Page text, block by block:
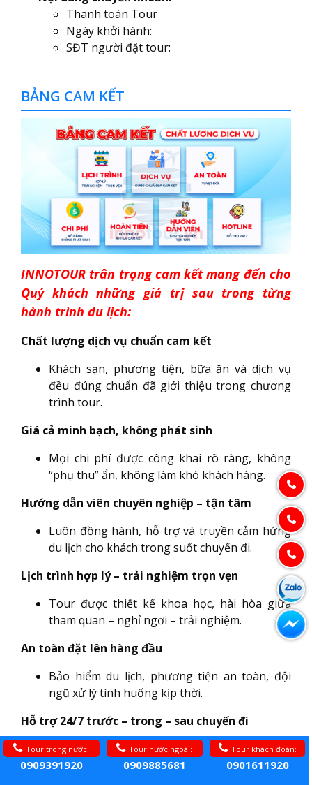
Thanh toán Tour
Ngày khởi hành:
SĐT người đặt tour:
BẢNG CAM KẾT
INNOTOUR trân trọng cam kết mang đến cho
Quý khách những giá trị sau trong từng
hành trình du lịch:
Chất lượng dịch vụ chuẩn cam kết
Khách sạn, phương tiện, bữa ăn và dịch vụ
đều đúng chuẩn đã giới thiệu trong chương
trình tour.
Giá cả minh bạch, không phát sinh
Mọi chi phí được công khai rõ ràng, không
“phụ thu” ẩn, không làm khó khách hàng.
Hướng dẫn viên chuyên nghiệp – tận tâm
Luôn đồng hành, hỗ trợ và truyền cảm hứng
du lịch cho khách trong suốt chuyến đi.
Lịch trình hợp lý – trải nghiệm trọn vẹn
Tour được thiết kế khoa học, hài hòa giữa
tham quan – nghỉ ngơi – trải nghiệm.
An toàn đặt lên hàng đầu
Bảo hiểm du lịch, phương tiện an toàn, đội
ngũ xử lý tình huống kịp thời.
Hỗ trợ 24/7 trước – trong – sau chuyến đi
Bất kỳ lúc nào khách cần, Innotour luôn sẵn
sàng lắng nghe và hỗ trợ.
Tour trong nước:
0909391920
Tour nước ngoài:
0909885681
Tour khách đoàn:
0901611920